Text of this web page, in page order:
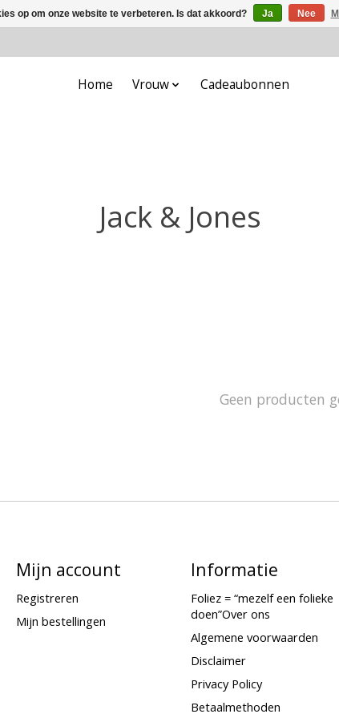
Home Vrouw Cadeaubonnen
Jack & Jones
Geen producten
Mijn account
Registreren
Mijn bestellingen
Informatie
Foliez = “mezelf een folieke
doen”Over ons
Algemene voorwaarden
Disclaimer
Privacy Policy
Betaalmethoden
op om onze website te verbeteren. Is dat akkoord? Ja Nee